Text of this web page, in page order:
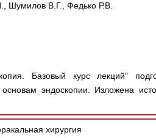
Шумилов В.Г., Федько Р.В.
Базовый курс лекций"
эндоскопии. Изложена
хирургия